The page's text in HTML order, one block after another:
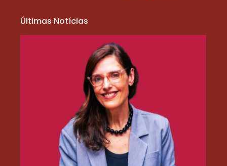
Últimas Notícias